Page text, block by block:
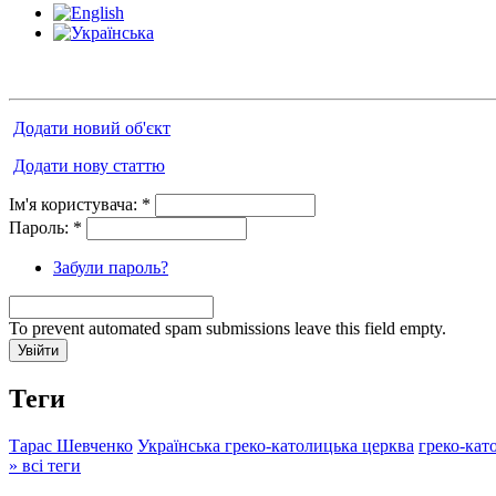
Додати новий об'єкт
Додати нову статтю
Ім'я користувача: *
Пароль: *
Забули пароль?
To prevent automated spam submissions leave this field empty.
Теги
Тарас Шевченко Українська греко-католицька церква греко-
» всі теги